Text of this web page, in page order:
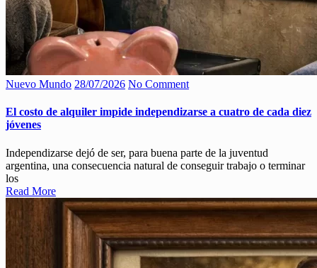
Nuevo Mundo 28/07/2026 No Comment
El costo de alquiler impide independizarse a cuatro de cada diez
jóvenes
Independizarse dejó de ser, para buena parte de la juventud
argentina, una consecuencia natural de conseguir trabajo o terminar
los
Read More